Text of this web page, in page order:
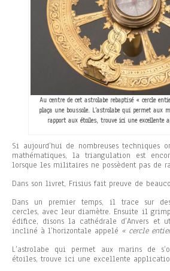
Au centre de cet astrolabe rebaptisé « cercle
plaça une boussole. L’astrolabe qui permet aux
rapport aux étoiles, trouve ici une excellente
Si aujourd’hui de nombreuses techniques
mathématiques, la triangulation est
lorsque les militaires ne possèdent pas de
Dans son livret, Frisius fait preuve de
Dans un premier temps, il trace sur
cercles, avec leur diamètre. Ensuite il
édifice, disons la cathédrale d’Anvers et
incliné à l’horizontale appelé « cercle
L’astrolabe qui permet aux marins de
étoiles, trouve ici une excellente